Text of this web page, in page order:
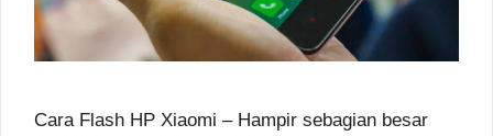
Cara Flash HP Xiaomi – Hampir sebagian besar